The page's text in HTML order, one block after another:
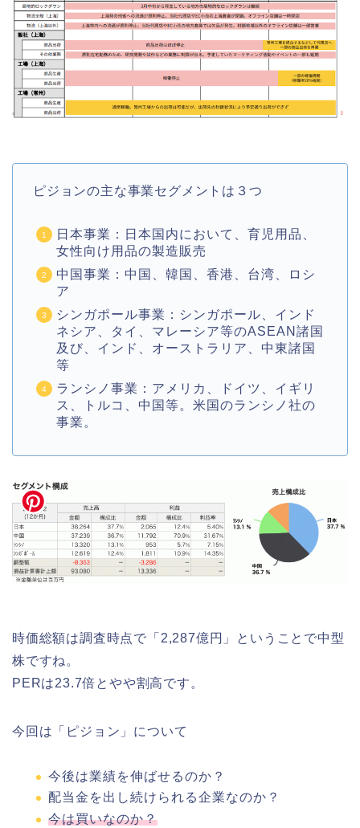
ピジョンの主な事業セグメントは３つ
日本事業：日本国内において、育児用品、
女性向け用品の製造販売
中国事業：中国、韓国、香港、台湾、ロシ
ア
シンガポール事業：シンガポール、インド
ネシア、タイ、マレーシア等のASEAN諸国
及び、インド、オーストラリア、中東諸国
等
ランシノ事業：アメリカ、ドイツ、イギリ
ス、トルコ、中国等。米国のランシノ社の
事業。
時価総額は調査時点で「2,287億円」ということで中型
株ですね。
PERは23.7倍とやや割高です。
今回は「ピジョン」について
今後は業績を伸ばせるのか？
配当金を出し続けられる企業なのか？
今は買いなのか？